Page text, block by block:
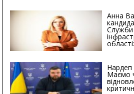
Анна
Служби
Маємо